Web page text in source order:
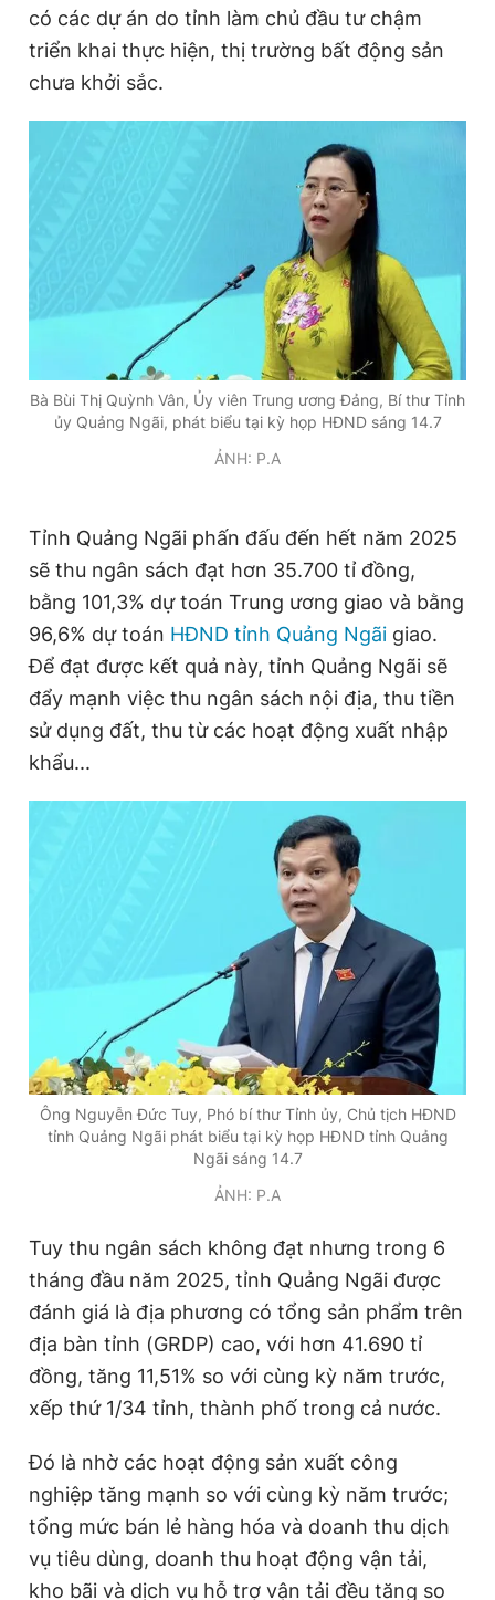
có các dự án do tỉnh làm chủ đầu tư chậm
triển khai thực hiện, thị trường bất động sản
chưa khởi sắc.
Bà Bùi Thị Quỳnh Vân, Ủy viên Trung ương Đảng, Bí thư Tỉnh
ủy Quảng Ngãi, phát biểu tại kỳ họp HĐND sáng 14.7
ẢNH: P.A
Tỉnh Quảng Ngãi phấn đấu đến hết năm 2025
sẽ thu ngân sách đạt hơn 35.700 tỉ đồng,
bằng 101,3% dự toán Trung ương giao và bằng
96,6% dự toán HĐND tỉnh Quảng Ngãi giao.
Để đạt được kết quả này, tỉnh Quảng Ngãi sẽ
đẩy mạnh việc thu ngân sách nội địa, thu tiền
sử dụng đất, thu từ các hoạt động xuất nhập
khẩu...
Ông Nguyễn Đức Tuy, Phó bí thư Tỉnh ủy, Chủ tịch HĐND
tỉnh Quảng Ngãi phát biểu tại kỳ họp HĐND tỉnh Quảng
Ngãi sáng 14.7
ẢNH: P.A
Tuy thu ngân sách không đạt nhưng trong 6
tháng đầu năm 2025, tỉnh Quảng Ngãi được
đánh giá là địa phương có tổng sản phẩm trên
địa bàn tỉnh (GRDP) cao, với hơn 41.690 tỉ
đồng, tăng 11,51% so với cùng kỳ năm trước,
xếp thứ 1/34 tỉnh, thành phố trong cả nước.
Đó là nhờ các hoạt động sản xuất công
nghiệp tăng mạnh so với cùng kỳ năm trước;
tổng mức bán lẻ hàng hóa và doanh thu dịch
vụ tiêu dùng, doanh thu hoạt động vận tải,
kho bãi và dịch vụ hỗ trợ vận tải đều tăng so